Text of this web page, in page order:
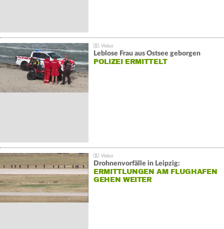
Leblose Frau aus Ostsee geborgen
POLIZEI ERMITTELT
Drohnenvorfälle in Leipzig:
ERMITTLUNGEN AM FLUGHAFEN
GEHEN WEITER